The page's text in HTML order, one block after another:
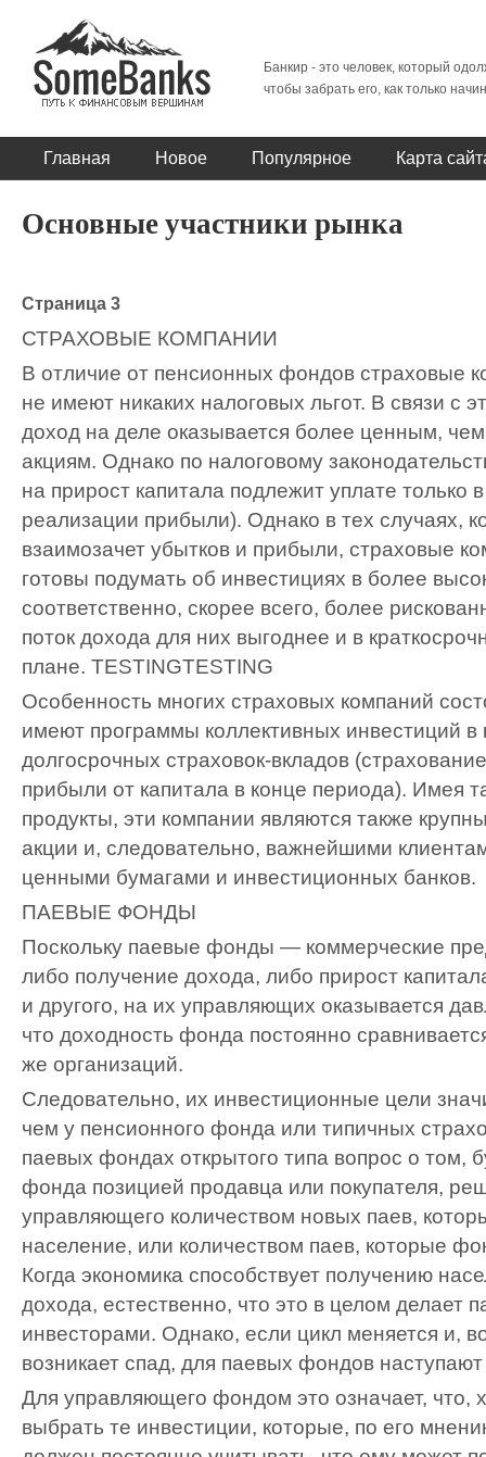
Банкир - это человек, который
чтобы забрать его, как только
Главная Новое Популярное Карта
Основные участники рынка
Страница 3
СТРАХОВЫЕ КОМПАНИИ
В отличие от пенсионных фондов страховые
не имеют никаких налоговых льгот. В связи с
доход на деле оказывается более ценным,
акциям. Однако по налоговому
на прирост капитала подлежит уплате только
реализации прибыли). Однако в тех случаях,
взаимозачет убытков и прибыли, страховые
готовы подумать об инвестициях в более
соответственно, скорее всего, более
поток дохода для них выгоднее и в
плане. TESTINGTESTING
Особенность многих страховых компаний
имеют программы коллективных инвестиций в
долгосрочных страховок-вкладов
прибыли от капитала в конце периода). Имея
продукты, эти компании являются также
акции и, следовательно, важнейшими
ценными бумагами и инвестиционных банков.
ПАЕВЫЕ ФОНДЫ
Поскольку паевые фонды — коммерческие
либо получение дохода, либо прирост
и другого, на их управляющих оказывается
что доходность фонда постоянно
же организаций.
Следовательно, их инвестиционные цели
чем у пенсионного фонда или типичных
паевых фондах открытого типа вопрос о том,
фонда позицией продавца или покупателя,
управляющего количеством новых паев,
население, или количеством паев, которые
Когда экономика способствует получению
дохода, естественно, что это в целом
инвесторами. Однако, если цикл меняется и,
возникает спад, для паевых фондов
Для управляющего фондом это означает, что,
выбрать те инвестиции, которые, по его